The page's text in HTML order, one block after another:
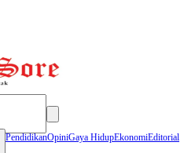
PendidikanOpiniGaya HidupEkonomiEditorial